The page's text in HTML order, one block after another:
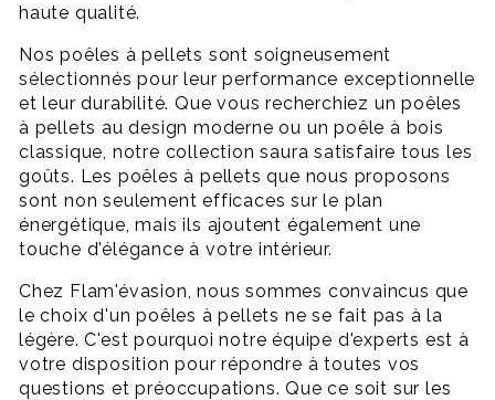
haute qualité.
Nos poêles à pellets sont soigneusement
sélectionnés pour leur performance exceptionnelle
et leur durabilité. Que vous recherchiez un poêles
à pellets au design moderne ou un poêle à bois
classique, notre collection saura satisfaire tous les
goûts. Les poêles à pellets que nous proposons
sont non seulement efficaces sur le plan
énergétique, mais ils ajoutent également une
touche d'élégance à votre intérieur.
Chez Flam'évasion, nous sommes convaincus que
le choix d'un poêles à pellets ne se fait pas à la
légère. C'est pourquoi notre équipe d'experts est à
votre disposition pour répondre à toutes vos
questions et préoccupations. Que ce soit sur les